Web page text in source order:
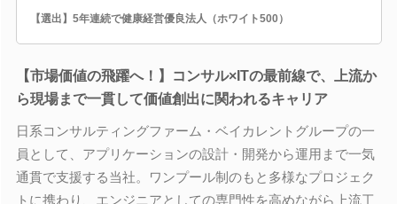
【選出】5年連続で健康経営優良法人（ホワイト500）
【市場価値の飛躍へ！】コンサル×ITの最前線で、上流か
ら現場まで一貫して価値創出に関われるキャリア
日系コンサルティングファーム・ベイカレントグループの一
員として、アプリケーションの設計・開発から運用まで一気
通貫で支援する当社。ワンプール制のもと多様なプロジェク
トに携わり、エンジニアとしての専門性を高めながら上流工